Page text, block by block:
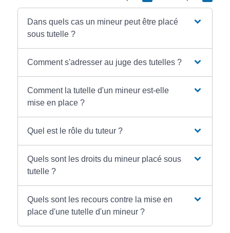
Dans quels cas un mineur peut être placé
sous tutelle ?
Comment s'adresser au juge des tutelles ?
Comment la tutelle d'un mineur est-elle
mise en place ?
Quel est le rôle du tuteur ?
Quels sont les droits du mineur placé sous
tutelle ?
Quels sont les recours contre la mise en
place d'une tutelle d'un mineur ?